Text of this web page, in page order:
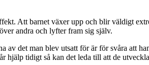
Att barnet växer upp och blir väldigt
andra och lyfter fram sig själv.
av det man blev utsatt för är för svåra att
hjälp tidigt så kan det leda till att de